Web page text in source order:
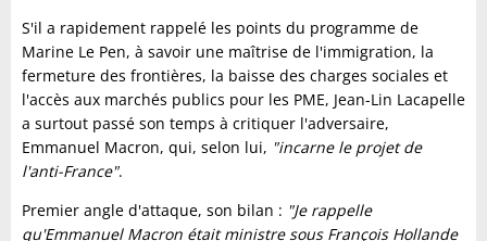
S'il a rapidement rappelé les points du programme de
Marine Le Pen, à savoir une maîtrise de l'immigration, la
fermeture des frontières, la baisse des charges sociales et
l'accès aux marchés publics pour les PME, Jean-Lin Lacapelle
a surtout passé son temps à critiquer l'adversaire,
Emmanuel Macron, qui, selon lui, "incarne le projet de
l'anti-France".
Premier angle d'attaque, son bilan : "Je rappelle
qu'Emmanuel Macron était ministre sous François Hollande